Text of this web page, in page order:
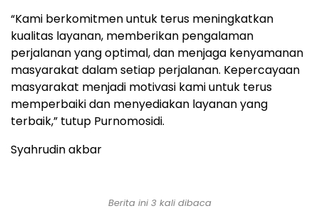
“Kami berkomitmen untuk terus meningkatkan
kualitas layanan, memberikan pengalaman
perjalanan yang optimal, dan menjaga kenyamanan
masyarakat dalam setiap perjalanan. Kepercayaan
masyarakat menjadi motivasi kami untuk terus
memperbaiki dan menyediakan layanan yang
terbaik,” tutup Purnomosidi.
Syahrudin akbar
Berita ini 3 kali dibaca